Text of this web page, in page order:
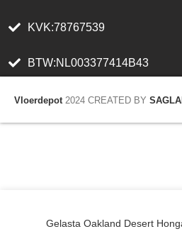
KVK:78767539
BTW:NL003377414B43
Vloerdepot 2024 CREATED BY
Gelasta Oakland Desert